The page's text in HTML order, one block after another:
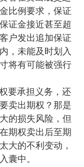
比例要求，保证
证金接近甚至超
户发出追加保证
，未能及时划入
将有可能被强行
要承担义务，还
卖出期权？那是
的损失风险，但
期权卖出后至期
大的不利变动，
囊中。